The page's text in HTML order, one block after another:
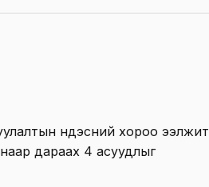
үндэсний хороо ээлжит
дараах 4 асуудлыг